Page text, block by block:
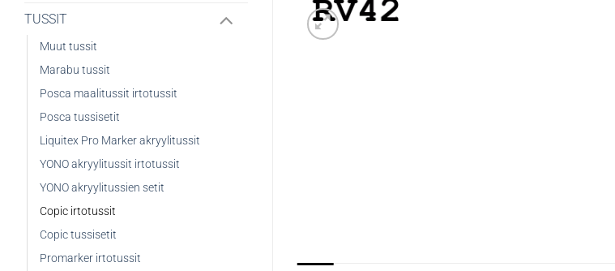
TUSSIT
Muut tussit
Marabu tussit
Posca maalitussit irtotussit
Posca tussisetit
Liquitex Pro Marker akryylitussit
YONO akryylitussit irtotussit
YONO akryylitussien setit
Copic irtotussit
Copic tussisetit
Promarker irtotussit